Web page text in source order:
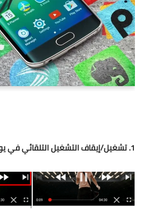
1. تشغيل/إيقاف التشغيل التلقائي في يوتيوب: